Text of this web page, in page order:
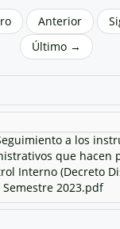
Anterior
Último →
a los
que hacen
Interno (Decreto
Semestre 2023.pdf